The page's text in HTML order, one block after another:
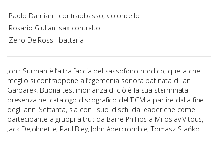
Paolo Damiani contrabbasso, violoncello
Rosario Giuliani sax contralto
Zeno De Rossi batteria
John Surman è l’altra faccia del sassofono nordico, quella che
meglio si contrappone all’egemonia sonora patinata di Jan
Garbarek. Buona testimonianza di ciò è la sua sterminata
presenza nel catalogo discografico dell’ECM a partire dalla fine
degli anni Settanta, sia con i suoi dischi da leader che come
partecipante a gruppi altrui: da Barre Phillips a Miroslav Vitous,
Jack DeJohnette, Paul Bley, John Abercrombie, Tomasz Stańko…